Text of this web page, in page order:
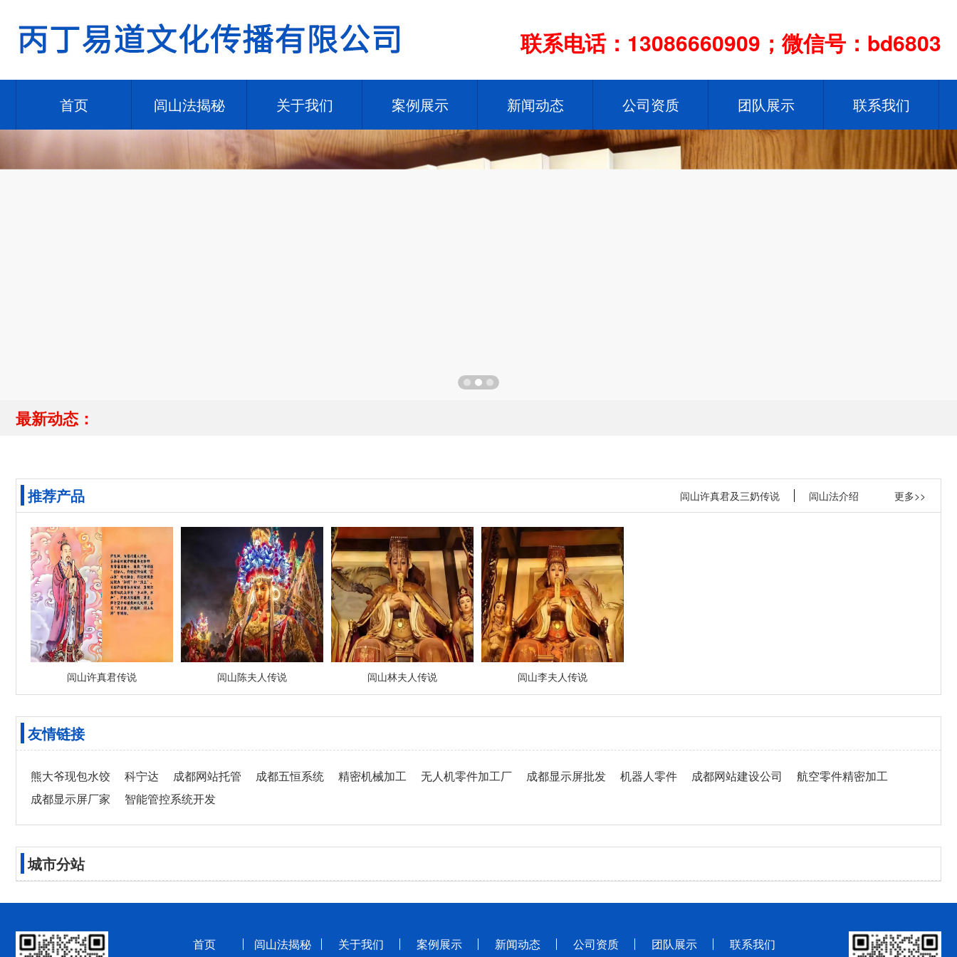
联系电话：13086660909；微信号：bd6803
首页 闾山法揭秘 关于我们 案例展示 新闻动态 公司资质 团队展示 联系我们
最新动态：
推荐产品 更多>>
闾山许真君及三奶传说 闾山法介绍
闾山许真君传说 闾山陈夫人传说 闾山林夫人传说 闾山李夫人传说
友情链接
熊大爷现包水饺 科宁达 成都网站托管 成都五恒系统 精密机械加工 无人机零件加工厂 成都显示屏批发 机器人零件 成都网站建设公司
航空零件精密加工
成都显示屏厂家
智能管控系统开发
城市分站
首页 闾山法揭秘 关于我们 案例展示 新闻动态 公司资质 团队展示 联系我们